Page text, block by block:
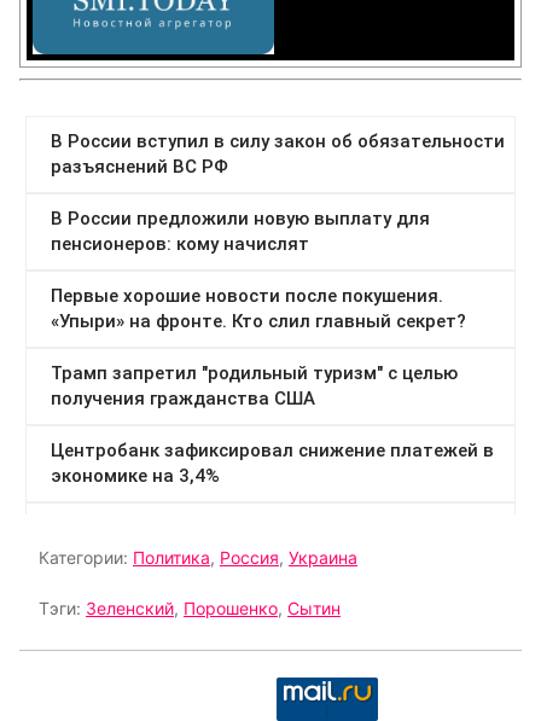
Категории: Политика, Россия, Украина
Тэги: Зеленский, Порошенко, Сытин